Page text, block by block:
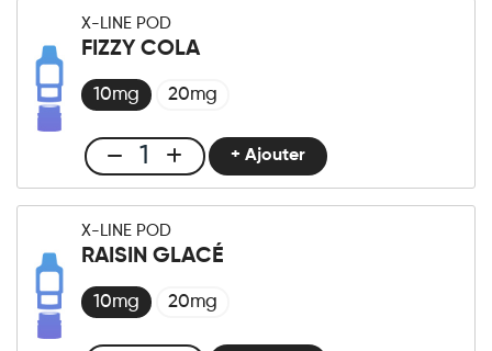
LINE
-
Cerise
quantité
X-LINE POD
FIZZY COLA
10mg 20mg
Club
X-
LINE
-
Fizzy
+ Ajouter
X-LINE POD
RAISIN GLACÉ
10mg 20mg